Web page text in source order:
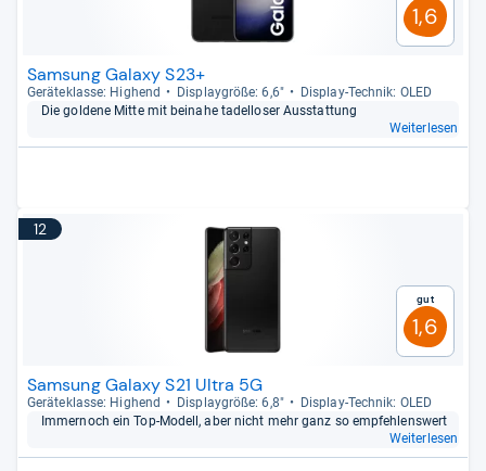
1,6
Samsung Galaxy S23+
Gerä­te­klasse: Hig­hend Dis­play­größe: 6,6"
Dis­play-​Tech­nik: OLED
Die gol­dene Mitte mit bei­nahe tadel­lo­ser Aus­stat­tung
Weiterlesen
12
Gut
1,6
Samsung Galaxy S21 Ultra 5G
Gerä­te­klasse: Hig­hend Dis­play­größe: 6,8"
Dis­play-​Tech­nik: OLED
Immern­och ein Top-​Modell, aber nicht mehr ganz so emp­feh­lens­wert
Weiterlesen